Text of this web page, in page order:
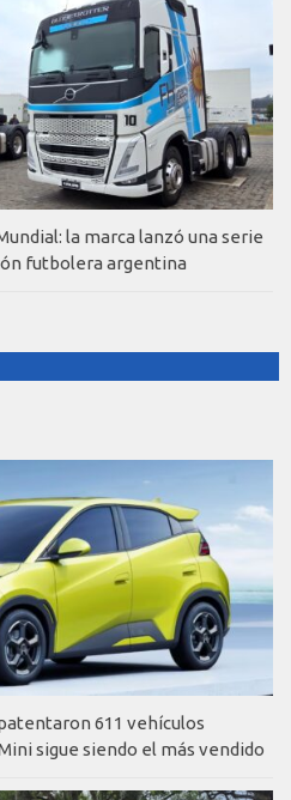
la marca lanzó una serie
futbolera argentina
611 vehículos
sigue siendo el más vendido